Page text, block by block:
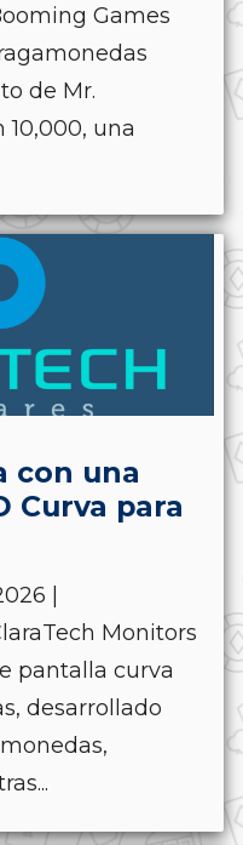
Games
de Mr.
10,000, una
con una
Curva para
|
Monitors
pantalla curva
desarrollado